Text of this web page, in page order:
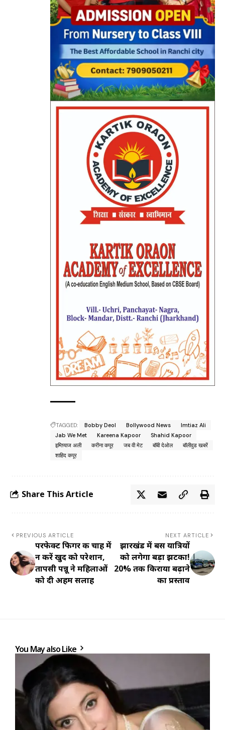
TAGGED: Bobby Deol Bollywood News
Imtiaz Ali
Jab We Met
Kareena Kapoor
Shahid Kapoor
इम्तियाज अली
करीना कपूर जब वी मेट बॉबी देओल
बॉलीवुड खबरें
शाहिद कपूर
Share This Article
PREVIOUS ARTICLE
परफेक्ट फिगर की चाह में
न करें खुद को परेशान,
तापसी पन्नू ने महिलाओं
को दी अहम सलाह
NEXT ARTICLE
झारखंड में बस यात्रियों
को लगेगा बड़ा झटका!
20% तक किराया बढ़ाने
का प्रस्ताव
You May also Like